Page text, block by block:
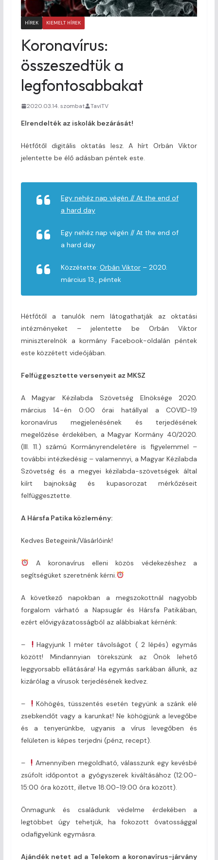
HÍREK KIEMELT HÍREK
Koronavírus:
összeszedtük a
legfontosabbakat
2020.03.14. szombat TaviTV
Elrendelték az iskolák bezárását!
Hétfőtől digitális oktatás lesz. A hírt Orbán Viktor
jelentette be élő adásban péntek este.
Egy nehéz nap végén // At the end of
a hard day
Egy nehéz nap végén // At the end of
a hard day
Közzétette: Orbán Viktor– 2020.
március 13., péntek
Hétfőtől a tanulók nem látogathatják az oktatási
intézményeket – jelentette be Orbán Viktor
miniszterelnök a kormány Facebook-oldalán péntek
este közzétett videójában.
Felfüggesztette versenyeit az MKSZ
A Magyar Kézilabda Szövetség Elnöksége 2020.
március 14-én 0:00 órai hatállyal a COVID-19
koronavírus megjelenésének és terjedésének
megelőzése érdekében, a Magyar Kormány 40/2020.
(III. 11.) számú Kormányrendeletére is figyelemmel –
további intézkedésig – valamennyi, a Magyar Kézilabda
Szövetség és a megyei kézilabda-szövetségek által
kiírt bajnokság és kupasorozat mérkőzéseit
felfüggesztette.
A Hársfa Patika közlemény:
Kedves Betegeink/Vásárlóink!
A koronavírus elleni közös védekezéshez a
segítségüket szeretnénk kérni.
A következő napokban a megszokottnál nagyobb
forgalom várható a Napsugár és Hársfa Patikában,
ezért elővigyázatosságból az alábbiakat kérnénk:
–
Hagyjunk 1 méter távolságot ( 2 lépés) egymás
között! Mindannyian törekszünk az Önök lehető
leggyorsabb ellátására! Ha egymás sarkában állunk, az
kizárólag a vírusok terjedésének kedvez.
–
Köhögés, tüsszentés esetén tegyünk a szánk elé
zsebkendőt vagy a karunkat! Ne köhögjünk a levegőbe
és a tenyerünkbe, ugyanis a vírus levegőben és
felületen is képes terjedni (pénz, recept).
–
Amennyiben megoldható, válasszunk egy kevésbé
zsúfolt időpontot a gyógyszerek kiváltásához (12:00-
15:00 óra között, illetve 18:00-19:00 óra között).
Önmagunk és családunk védelme érdekében a
legtöbbet úgy tehetjük, ha fokozott óvatossággal
odafigyelünk egymásra.
Ajándék netet ad a Telekom a koronavírus-járvány